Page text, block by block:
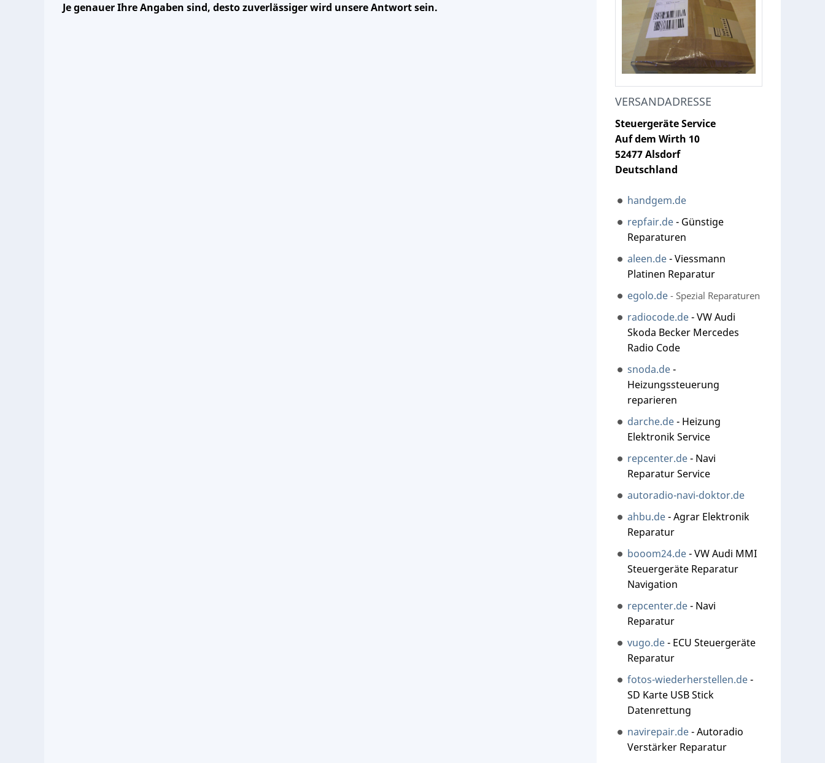
Je genauer Ihre Angaben sind, desto zuverlässiger wird unsere Antwort sein.
VERSANDADRESSE
Steuergeräte Service
Auf dem Wirth 10
52477 Alsdorf
Deutschland
handgem.de
repfair.de- Günstige
Reparaturen
aleen.de- Viessmann
Platinen Reparatur
egolo.de - Spezial Reparaturen
radiocode.de- VW Audi
Skoda Becker Mercedes
Radio Code
snoda.de-
Heizungssteuerung
reparieren
darche.de- Heizung
Elektronik Service
repcenter.de- Navi
Reparatur Service
autoradio-navi-doktor.de
ahbu.de- Agrar Elektronik
Reparatur
booom24.de- VW Audi MMI
Steuergeräte Reparatur
Navigation
repcenter.de- Navi
Reparatur
vugo.de- ECU Steuergeräte
Reparatur
fotos-wiederherstellen.de-
SD Karte USB Stick
Datenrettung
navirepair.de- Autoradio
Verstärker Reparatur